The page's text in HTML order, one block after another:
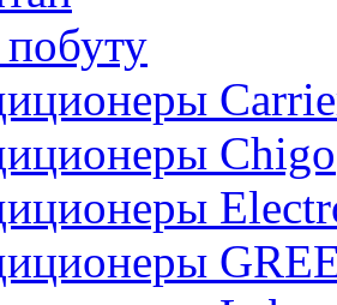
Chigo